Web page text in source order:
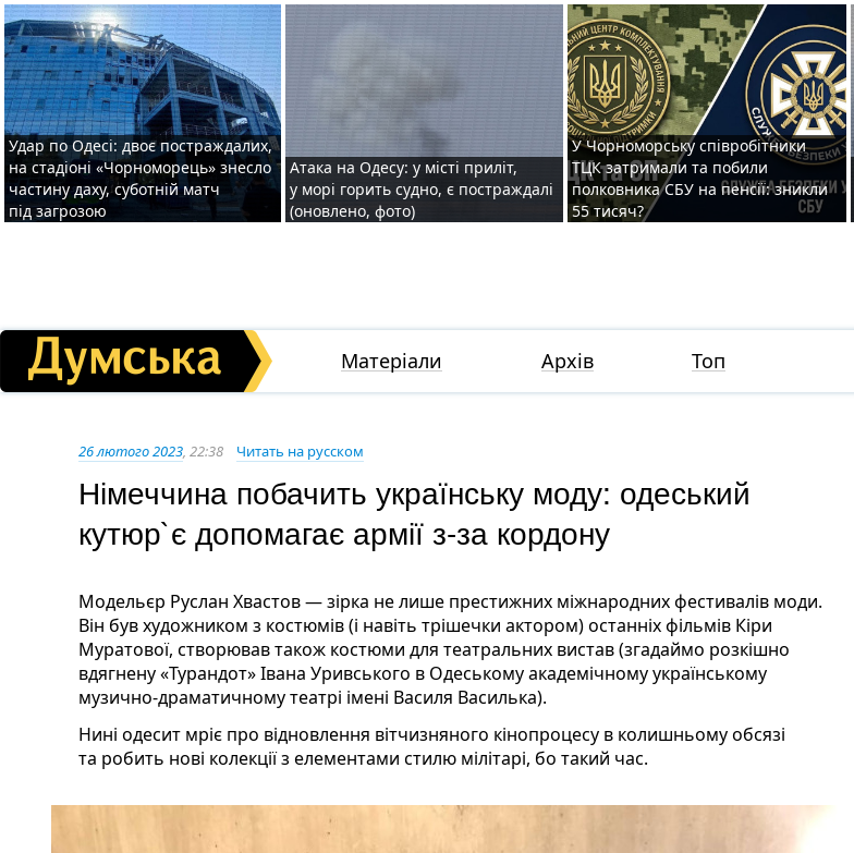
Удар по Одесі: двоє постраждалих,
на стадіоні «Чорноморець» знесло
частину даху, суботній матч
під загрозою
Атака на Одесу: у місті приліт,
у морі горить судно, є постраждалі
(оновлено, фото)
У Чорноморську співробітники
ТЦК затримали та побили
полковника СБУ на пенсії: зникли
55 тисяч?
Матеріали Архів Топ
26 лютого 2023, 22:38 Читать на русском
Німеччина побачить українську моду: одеський
кутюр`є допомагає армії з-за кордону
Модельєр Руслан Хвастов — зірка не лише престижних міжнародних фестивалів моди.
Він був художником з костюмів (і навіть трішечки актором) останніх фільмів Кіри
Муратової, створював також костюми для театральних вистав (згадаймо розкішно
вдягнену «Турандот» Івана Уривського в Одеському академічному українському
музично-драматичному театрі імені Василя Василька).
Нині одесит мріє про відновлення вітчизняного кінопроцесу в колишньому обсязі
та робить нові колекції з елементами стилю мілітарі, бо такий час.